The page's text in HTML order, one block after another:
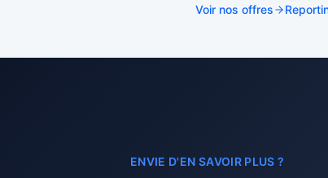
Voir nos offres
ENVIE D'EN SAVOIR PLUS ?